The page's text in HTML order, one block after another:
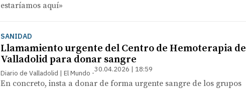
estaríamos aquí»
SANIDAD
Llamamiento urgente del Centro de Hemoterapia de
Valladolid para donar sangre
Diario de Valladolid | El Mundo 30.04.2026 | 18:59
En concreto, insta a donar de forma urgente sangre de los grupos